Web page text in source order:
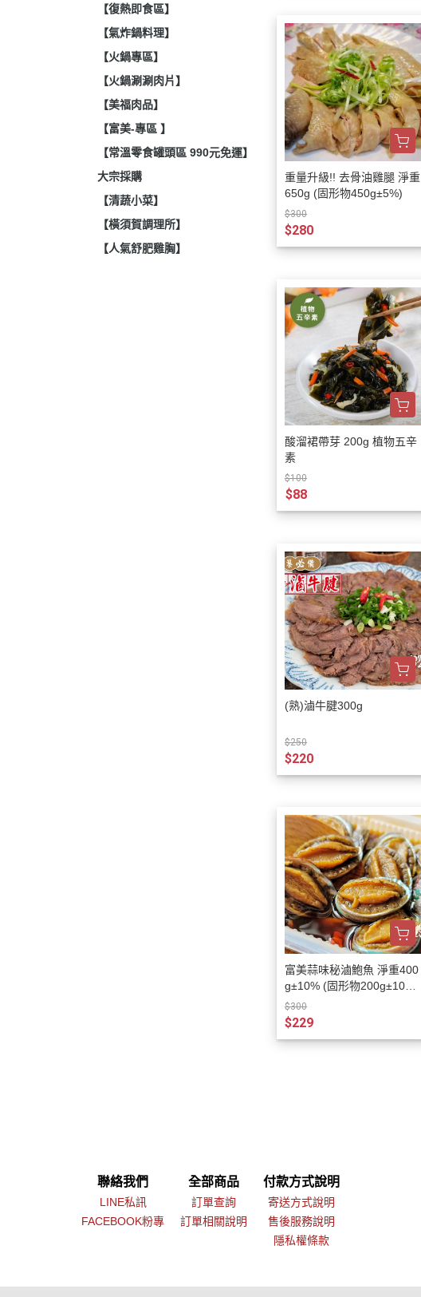
【復熱即食區】
【氣炸鍋料理】
【火鍋專區】
【火鍋涮涮肉片】
【美福肉品】
【富美-專區 】
【常溫零食罐頭區 990元免運】
大宗採購
【清蔬小菜】
【橫須賀調理所】
【人氣舒肥雞胸】
重量升級!! 去骨油雞腿 淨重
650g (固形物450g±5%)
$300
$280
酸溜裙帶芽 200g 植物五辛
素
$100
$88
(熟)滷牛腱300g
$250
$220
富美蒜味秘滷鮑魚 淨重400
g±10% (固形物200g±10%)
約15粒
$300
$229
聯絡我們
LINE私訊
FACEBOOK粉專
全部商品
訂單查詢
訂單相關說明
付款方式說明
寄送方式說明
售後服務說明
隱私權條款